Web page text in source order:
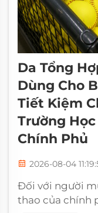
Da Tổng
Dùng Cho
Tiết Kiệm
Trường Học
Chính Phủ
2026-08-04
Đối với người
thao của chính